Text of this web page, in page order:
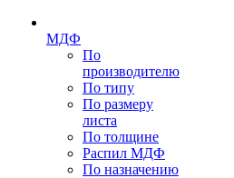
МДФ
По
производителю
По типу
По размеру
листа
По толщине
Распил МДФ
По назначению